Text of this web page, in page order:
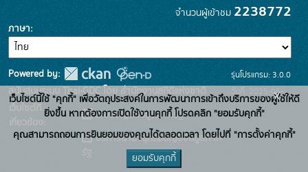
จำนวนผู้เข้าชม 2238772
ภาษา
Powered by:
สนับสนุนระบบ Thai-GDC โดย สำนักงานสถิติแห่งชาติ
เว็บไซต์ที่
เกี่ยวข้อง:
ระบบบัญชีข้อมูลภาครัฐ
บริการนามานุกรมบัญชีข้อมูลภาค
รุ่นโปรแกรม: 3.0.0
วันที่: 2025-06-
26
เว็บไซต์นี้ใช้ "คุกกี้" เพื่อวัตถุประสงค์ในการพัฒนาการเข้าถึงบริการของผู้ใช้ให้ดี
ยิ่งขึ้น หากต้องการเปิดใช้งานคุกกี้ โปรดคลิก "ยอมรับคุกกี้"
คุณสามารถถอนการยินยอมของคุณได้ตลอดเวลา โดยไปที่ "การตั้งค่าคุกกี้"
ยอมรับคุกกี้
x